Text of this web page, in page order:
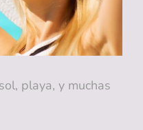
playa, y muchas